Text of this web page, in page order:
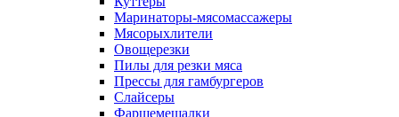
Маринаторы-мясомассажеры
Мясорыхлители
Овощерезки
Пилы для резки мяса
Прессы для гамбургеров
Слайсеры
Фаршемешалки